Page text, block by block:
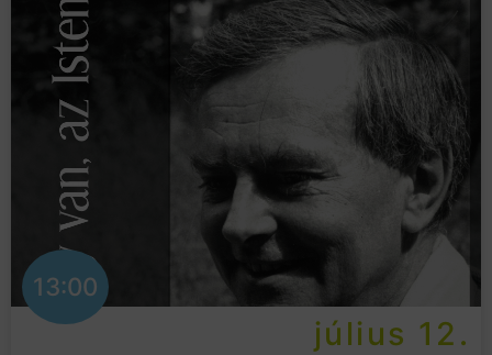
13:00
július 12.